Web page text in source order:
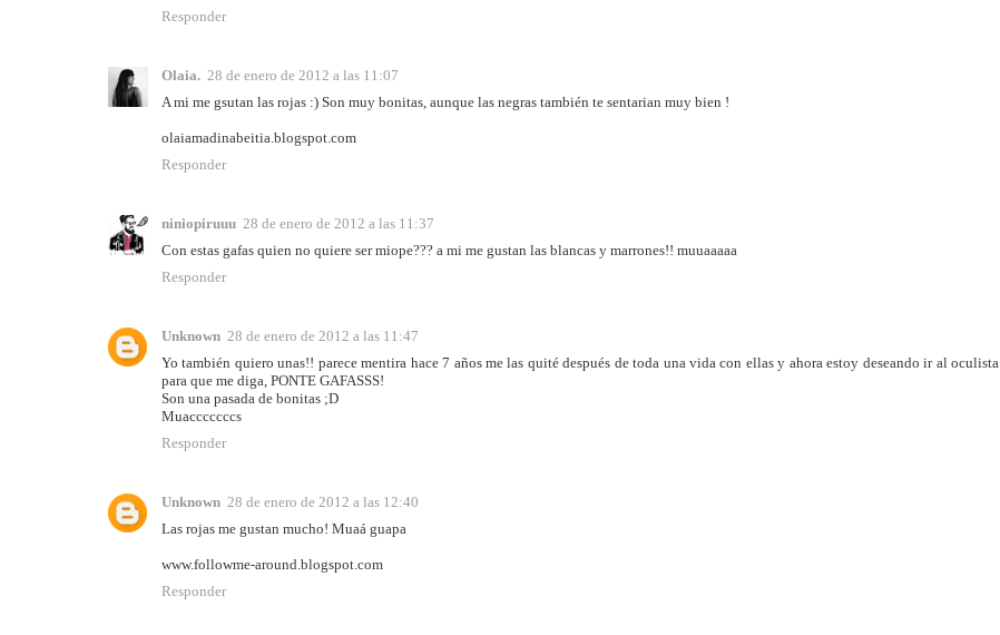
Responder
Olaia. 28 de enero de 2012 a las 11:07
A mi me gsutan las rojas :) Son muy bonitas, aunque las negras también te sentarian muy bien !
olaiamadinabeitia.blogspot.com
Responder
niniopiruuu 28 de enero de 2012 a las 11:37
Con estas gafas quien no quiere ser miope??? a mi me gustan las blancas y marrones!! muuaaaaa
Responder
Unknown 28 de enero de 2012 a las 11:47
Yo también quiero unas!! parece mentira hace 7 años me las quité después de toda una vida con ellas y ahora estoy deseando ir al oculista
para que me diga, PONTE GAFASSS!
Son una pasada de bonitas ;D
Muacccccccs
Responder
Unknown 28 de enero de 2012 a las 12:40
Las rojas me gustan mucho! Muaá guapa
www.followme-around.blogspot.com
Responder